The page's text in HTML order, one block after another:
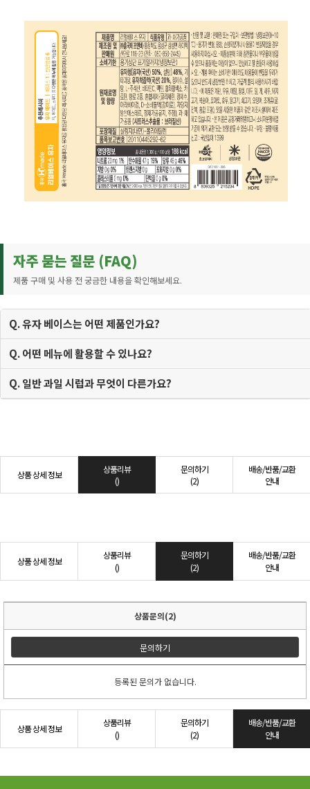
자주 묻는 질문 (FAQ)
제품 구매 및 사용 전 궁금한 내용을 확인해보세요.
Q. 유자 베이스는 어떤 제품인가요?
Q. 어떤 메뉴에 활용할 수 있나요?
Q. 일반 과일 시럽과 무엇이 다른가요?
상품 상세 정보
상품리뷰
()
문의하기
(2)
배송/반품/교환
안내
상품 상세 정보
상품리뷰
()
문의하기
(2)
배송/반품/교환
안내
상품문의(2)
문의하기
등록된 문의가 없습니다.
상품 상세 정보
상품리뷰
()
문의하기
(2)
배송/반품/교환
안내